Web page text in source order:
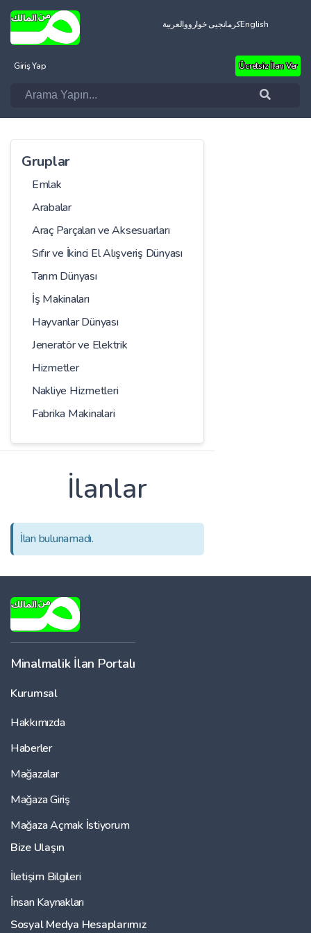
العربيةکرمانجیی خوارووEnglish
Giriş Yap Ücretsiz İlan Ver
Gruplar
Emlak
Arabalar
Araç Parçaları ve Aksesuarları
Sıfır ve İkinci El Alışveriş Dünyası
Tarım Dünyası
İş Makinaları
Hayvanlar Dünyası
Jeneratör ve Elektrik
Hizmetler
Nakliye Hizmetleri
Fabrika Makinalari
İlanlar
İlan bulunamadı.
Minalmalik İlan Portalı
Kurumsal
Hakkımızda
Haberler
Mağazalar
Mağaza Giriş
Mağaza Açmak İstiyorum
Bize Ulaşın
İletişim Bilgileri
İnsan Kaynakları
Sosyal Medya Hesaplarımız